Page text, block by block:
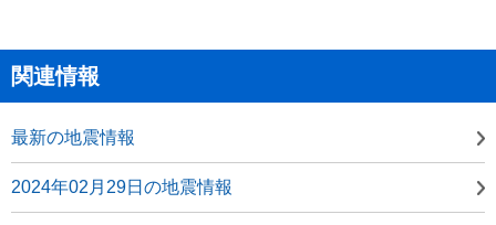
関連情報
最新の地震情報
2024年02月29日の地震情報